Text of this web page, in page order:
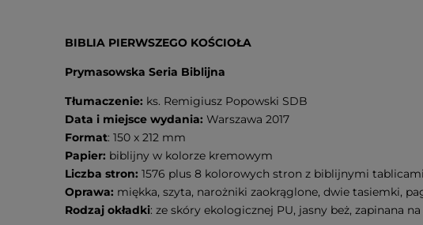
BIBLIA PIERWSZEGO KOŚCIOŁA
Prymasowska Seria Biblijna
Tłumaczenie: ks. Remigiusz Popowski SDB
Data i miejsce wydania: Warszawa 2017
Format: 150 x 212 mm
Papier: biblijny w kolorze kremowym
Liczba stron: 1576 plus 8 kolorowych stron z biblijnymi
Oprawa: miękka, szyta, narożniki zaokrąglone, dwie tasiemki,
Rodzaj okładki: ze skóry ekologicznej PU, jasny beż, zapinana